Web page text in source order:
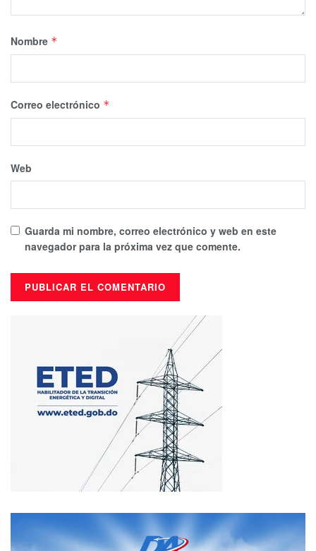
Nombre *
Correo electrónico *
Web
Guarda mi nombre, correo electrónico y web en este
navegador para la próxima vez que comente.